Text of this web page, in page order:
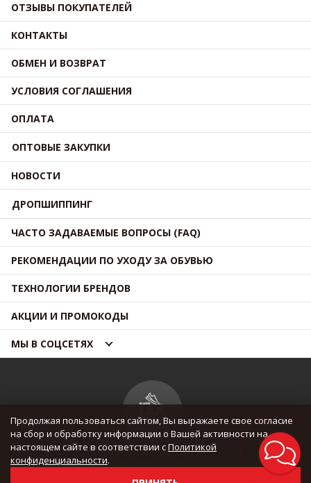
ОТЗЫВЫ ПОКУПАТЕЛЕЙ
КОНТАКТЫ
ОБМЕН И ВОЗВРАТ
УСЛОВИЯ СОГЛАШЕНИЯ
ОПЛАТА
ОПТОВЫЕ ЗАКУПКИ
НОВОСТИ
ДРОПШИППИНГ
ЧАСТО ЗАДАВАЕМЫЕ ВОПРОСЫ (FAQ)
РЕКОМЕНДАЦИИ ПО УХОДУ ЗА ОБУВЬЮ
ТЕХНОЛОГИИ БРЕНДОВ
АКЦИИ И ПРОМОКОДЫ
МЫ В СОЦСЕТЯХ
© OUTMAXSHOP 2012 — 2026
Продолжая пользоваться сайтом, Вы выражаете свое согласие
на сбор и обработку информации о Вашей активности на
настоящем сайте в соответствии сПолитикой
конфиденциальности.